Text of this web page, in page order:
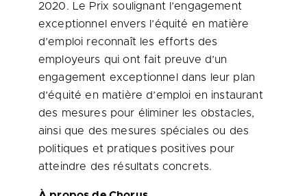
2020. Le Prix soulignant l’engagement
exceptionnel envers l’équité en matière
d’emploi reconnaît les efforts des
employeurs qui ont fait preuve d’un
engagement exceptionnel dans leur plan
d’équité en matière d’emploi en instaurant
des mesures pour éliminer les obstacles,
ainsi que des mesures spéciales ou des
politiques et pratiques positives pour
atteindre des résultats concrets.